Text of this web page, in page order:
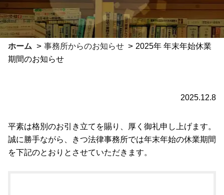
プ
ホーム > 事務所からのお知らせ > 2025年 年末年始休業
期間のお知らせ
2025.12.8
平素は格別のお引き立てを賜り、厚く御礼申し上げます。
誠に勝手ながら、きつ法律事務所では年末年始の休業期間
を下記のとおりとさせていただきます。